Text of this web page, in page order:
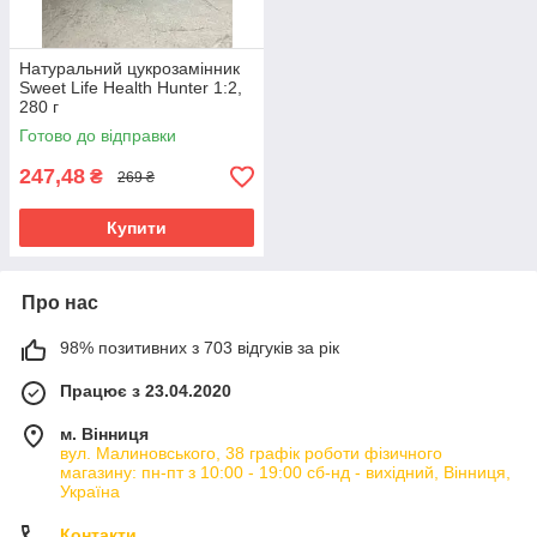
Натуральний цукрозамінник
Sweet Life Health Hunter 1:2,
280 г
Готово до відправки
247,48 ₴ 269 ₴
Купити
Про нас
98% позитивних з 703 відгуків за рік
Працює з 23.04.2020
м. Вінниця
вул. Малиновського, 38 графік роботи фізичного
магазину: пн-пт з 10:00 - 19:00 сб-нд - вихідний, Вінниця,
Україна